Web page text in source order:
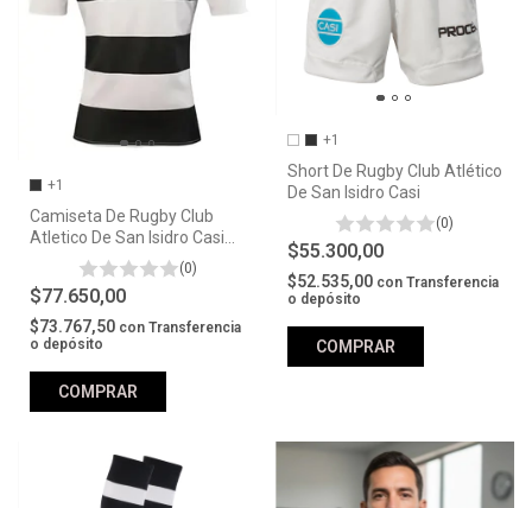
+1
Camiseta De Rugby Club
Atletico De San Isidro Casi
(0)
$77.650,00
$73.767,50 con Transferencia
o depósito
COMPRAR
+1
Short De Rugby Club Atlético
De San Isidro Casi
(0)
$55.300,00
$52.535,00 con Transferencia
o depósito
COMPRAR